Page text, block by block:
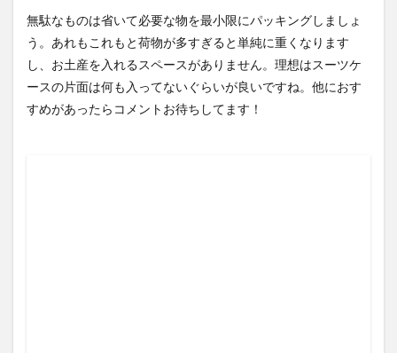
無駄なものは省いて必要な物を最小限にパッキングしましょ
う。あれもこれもと荷物が多すぎると単純に重くなります
し、お土産を入れるスペースがありません。理想はスーツケ
ースの片面は何も入ってないぐらいが良いですね。他におす
すめがあったらコメントお待ちしてます！